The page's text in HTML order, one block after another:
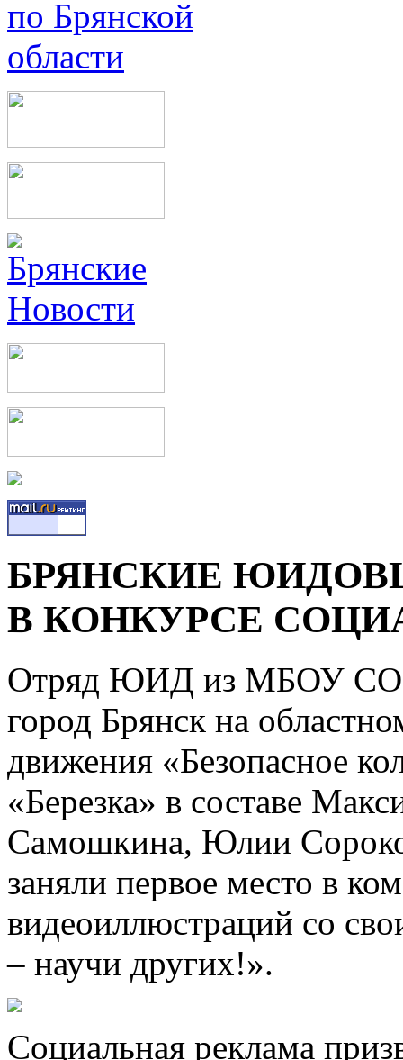
БРЯНСКИЕ
В КОНКУРСЕ
Отряд ЮИД из МБОУ
город Брянск на
движения «Безопасное
«Березка» в составе
Самошкина, Юлии
заняли первое место в
видеоиллюстраций со
– научи других!».
Социальная реклама